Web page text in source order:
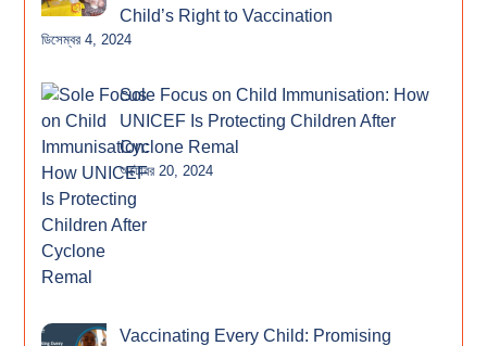
Child’s Right to Vaccination
ডিসেম্বর 4, 2024
Sole Focus on Child Immunisation: How
UNICEF Is Protecting Children After
Cyclone Remal
অক্টোবর 20, 2024
Vaccinating Every Child: Promising